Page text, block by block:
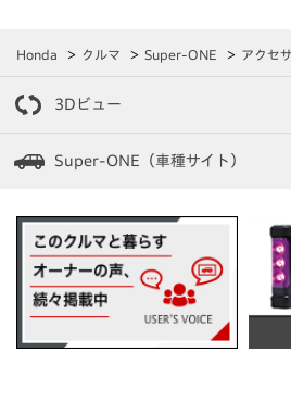
Honda クルマ Super-ONE アクセ
3Dビュー
Super-ONE（車種サイト）